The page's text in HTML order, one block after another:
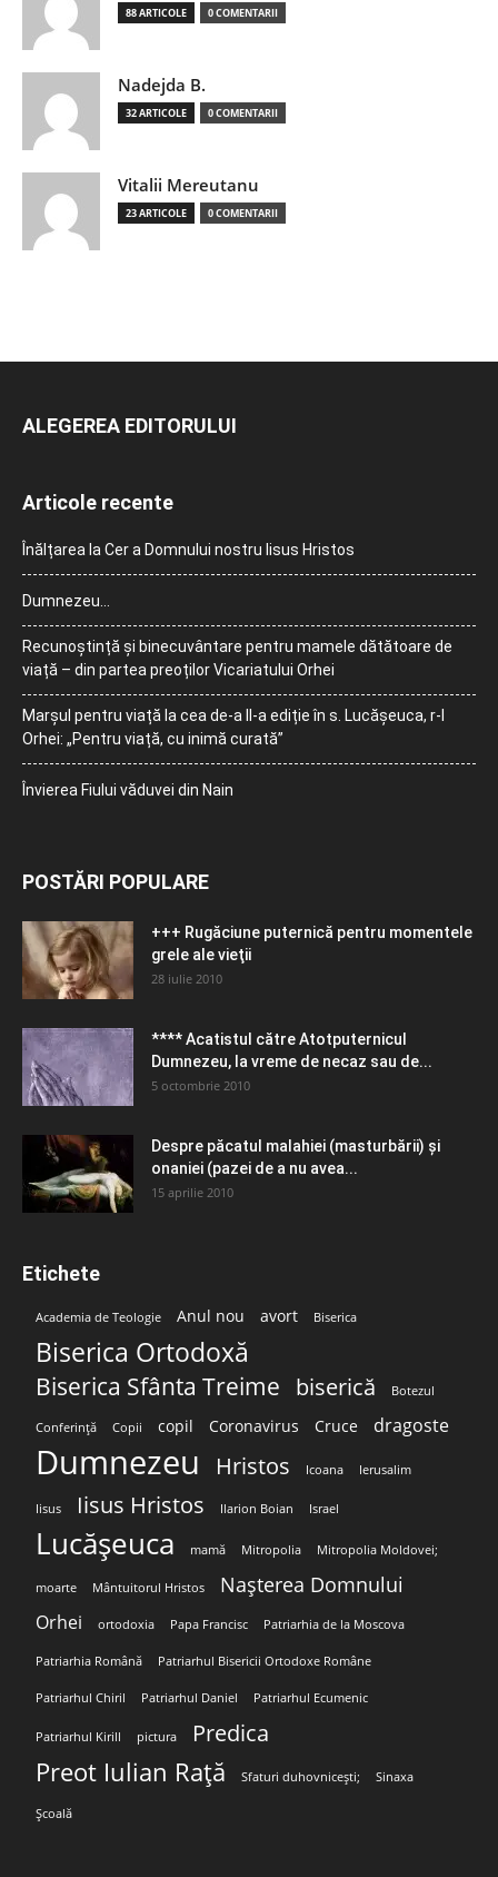
88 ARTICOLE 0 COMENTARII
Nadejda B.
32 ARTICOLE 0 COMENTARII
Vitalii Mereutanu
23 ARTICOLE 0 COMENTARII
ALEGEREA EDITORULUI
Articole recente
Înălțarea la Cer a Domnului nostru Iisus Hristos
Dumnezeu…
Recunoștință și binecuvântare pentru mamele dătătoare de
viață – din partea preoților Vicariatului Orhei
Marșul pentru viață la cea de-a II-a ediție în s. Lucășeuca, r-l
Orhei: „Pentru viață, cu inimă curată”
Învierea Fiului văduvei din Nain
POSTĂRI POPULARE
+++ Rugăciune puternică pentru momentele
grele ale vieţii
28 iulie 2010
**** Acatistul către Atotputernicul
Dumnezeu, la vreme de necaz sau de...
5 octombrie 2010
Despre păcatul malahiei (masturbării) şi
onaniei (pazei de a nu avea...
15 aprilie 2010
Etichete
Academia de Teologie Anul nou avort Biserica
Biserica Ortodoxă
Biserica Sfânta Treime biserică Botezul
Conferință Copii copil Coronavirus Cruce dragoste
Dumnezeu Hristos Icoana Ierusalim
Iisus Iisus Hristos Ilarion Boian Israel
Lucășeuca mamă Mitropolia Mitropolia Moldovei;
moarte Mântuitorul Hristos Nașterea Domnului
Orhei ortodoxia Papa Francisc Patriarhia de la Moscova
Patriarhia Română Patriarhul Bisericii Ortodoxe Române
Patriarhul Chiril Patriarhul Daniel Patriarhul Ecumenic
Patriarhul Kirill pictura Predica
Preot Iulian Rață Sfaturi duhovnicești; Sinaxa
Școală